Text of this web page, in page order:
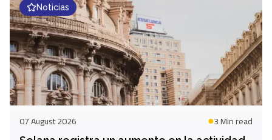
Noticias
07 August 2026 3 Minread